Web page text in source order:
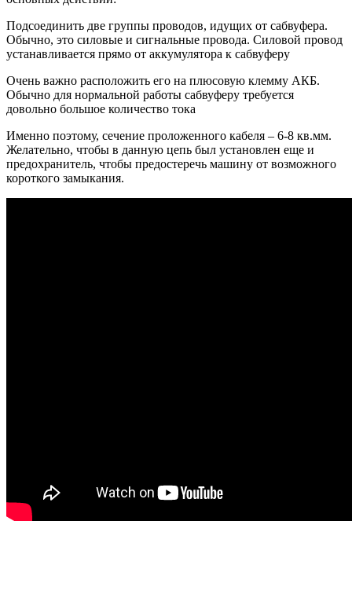
Подсоединить две группы проводов, идущих от сабвуфера.
Обычно, это силовые и сигнальные провода. Силовой провод
устанавливается прямо от аккумулятора к сабвуферу
Очень важно расположить его на плюсовую клемму АКБ.
Обычно для нормальной работы сабвуферу требуется
довольно большое количество тока
Именно поэтому, сечение проложенного кабеля – 6-8 кв.мм.
Желательно, чтобы в данную цепь был установлен еще и
предохранитель, чтобы предостеречь машину от возможного
короткого замыкания.